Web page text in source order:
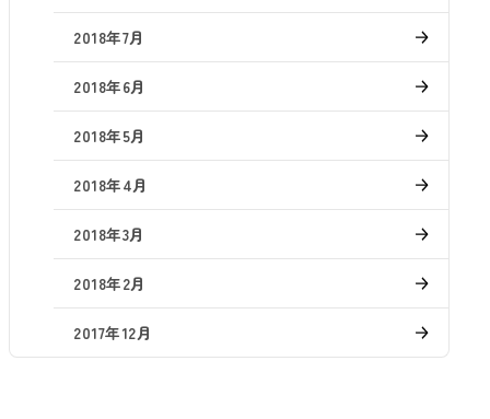
2018年7月
2018年6月
2018年5月
2018年4月
2018年3月
2018年2月
2017年12月